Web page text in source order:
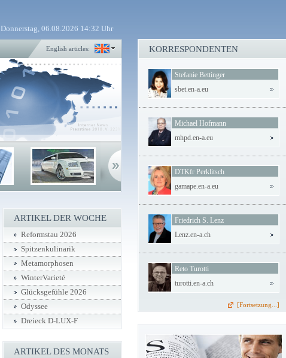
Donnerstag, 06.08.2026 14:32 Uhr
English articles:
ARTIKEL DER WOCHE
Reformstau 2026
Spitzenkulinarik
Metamorphosen
WinterVarieté
Glücksgefühle 2026
Odyssee
Dreieck D-LUX-F
ARTIKEL DES MONATS
KORRESPONDENTEN
Stefanie Bettinger
sbet.en-a.eu
Michael Hofmann
mhpd.en-a.eu
DTKfr Perklitsch
gamape.en-a.eu
Friedrich S. Lenz
Lenz.en-a.ch
Reto Turotti
turotti.en-a.ch
[Fortsetzung...]